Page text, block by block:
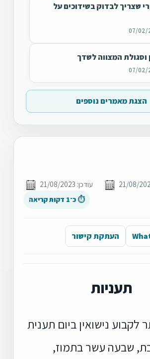
שצריך לבדוק בשידוכים על
וסגולת המצווה לשדך
הצגת מאמרים נוספים
עודכן: 21/08/2023
⏱ כ־1 דקות קריאה
העתקת קישור
תעניות
לקבוע נישואין ביום תענית
שבעה עשר בתמוז,